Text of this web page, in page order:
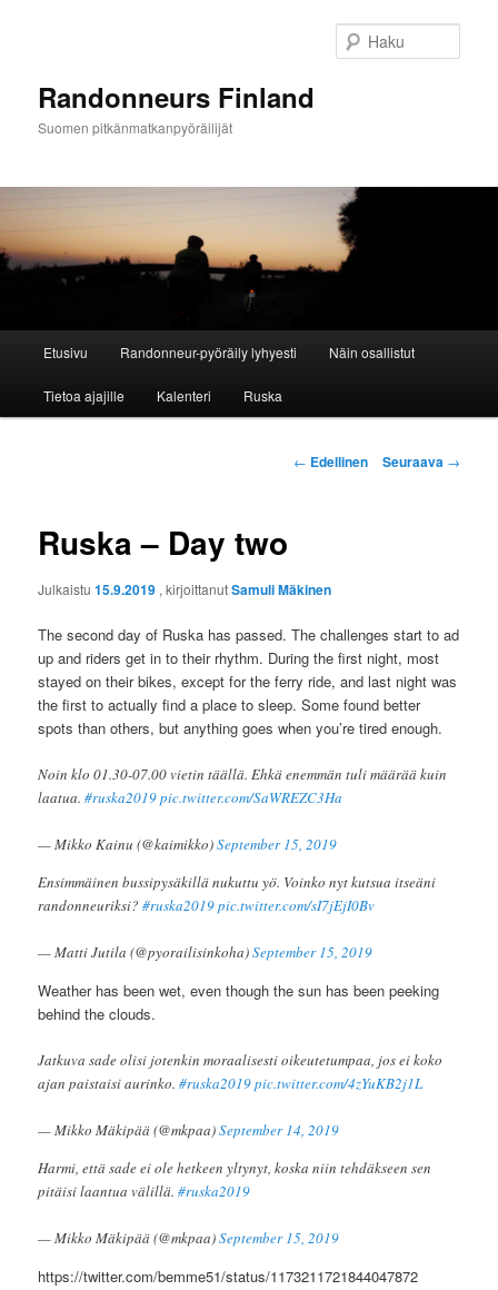
Randonneurs Finland
Suomen pitkänmatkanpyöräilijät
Etusivu Randonneur-pyöräily lyhyesti Näin osallistut
Tietoa ajajille Kalenteri Ruska
Artikkelien
← Edellinen Seuraava →
Ruska – Day two
Julkaistu15.9.2019 , kirjoittanutSamuli Mäkinen
The second day of Ruska has passed. The challenges start to ad
up and riders get in to their rhythm. During the first night, most
stayed on their bikes, except for the ferry ride, and last night was
the first to actually find a place to sleep. Some found better
spots than others, but anything goes when you’re tired enough.
Noin klo 01.30-07.00 vietin täällä. Ehkä enemmän tuli määrää kuin
laatua.#ruska2019pic.twitter.com/SaWREZC3Ha
— Mikko Kainu (@kaimikko)September 15, 2019
Ensimmäinen bussipysäkillä nukuttu yö. Voinko nyt kutsua itseäni
randonneuriksi?#ruska2019pic.twitter.com/sI7jEjI0Bv
— Matti Jutila (@pyorailisinkoha)September 15, 2019
Weather has been wet, even though the sun has been peeking
behind the clouds.
Jatkuva sade olisi jotenkin moraalisesti oikeutetumpaa, jos ei koko
ajan paistaisi aurinko.#ruska2019pic.twitter.com/4zYuKB2j1L
— Mikko Mäkipää (@mkpaa)September 14, 2019
Harmi, että sade ei ole hetkeen yltynyt, koska niin tehdäkseen sen
pitäisi laantua välillä.#ruska2019
— Mikko Mäkipää (@mkpaa)September 15, 2019
https://twitter.com/bemme51/status/1173211721844047872